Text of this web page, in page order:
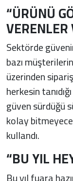
“ÜRÜNÜ
VERENLER
Sektörde
bazı
üzerinden
herkesin
güven sürdüğü
kolay
kullandı.
“BU YIL